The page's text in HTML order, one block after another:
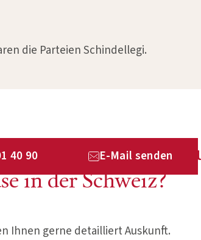
die Parteien Schindellegi.
Betreuung
in der Schweiz?
Ihnen gerne detailliert Auskunft.
40 90 E-Mail senden